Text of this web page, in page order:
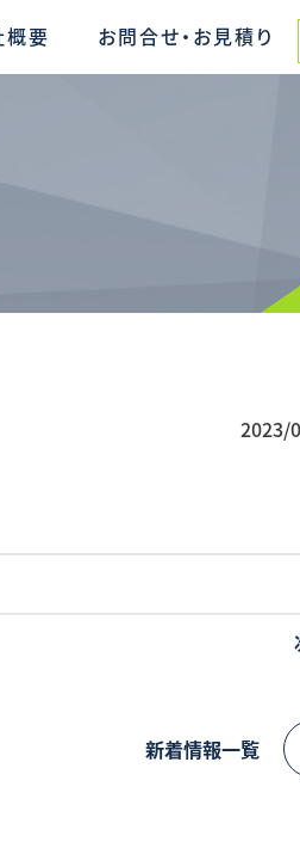
概要 お問合せ・お見積り
2023/
新着情報一覧